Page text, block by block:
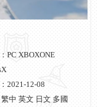
PC XBOXONE
2021-12-08
中 英文 日文 多國